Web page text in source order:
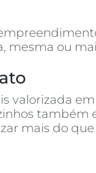
mesma ou
valorizada
também
mais do